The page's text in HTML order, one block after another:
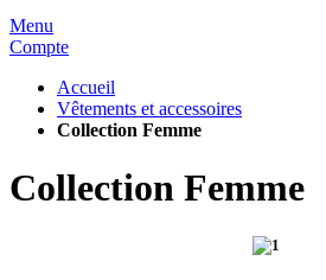
Menu
Compte
Accueil
Vêtements et accessoires
Collection Femme
Collection Femme